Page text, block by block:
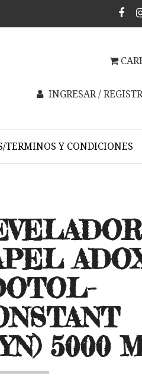
INGRESAR /
TERMINOS Y CONDICIONES
5000